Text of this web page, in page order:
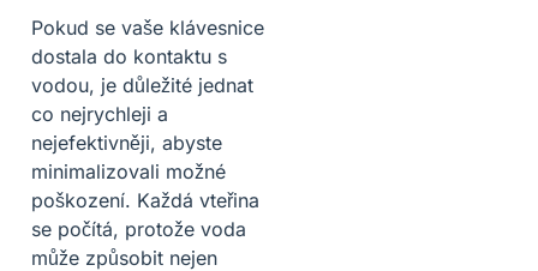
Pokud se vaše klávesnice
dostala do kontaktu s
vodou, je důležité jednat
co nejrychleji a
nejefektivněji, abyste
minimalizovali možné
poškození. Každá vteřina
se počítá, protože voda
může způsobit nejen